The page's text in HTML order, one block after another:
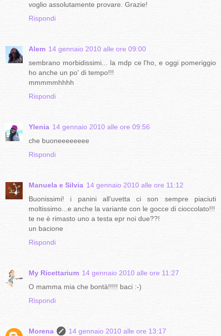
voglio assolutamente provare. Grazie!
Rispondi
Alem 14 gennaio 2010 alle ore 09:00
sembrano morbidissimi... la mdp ce l'ho, e oggi pomeriggio
ho anche un po' di tempo!!!
mmmmmhhhh
Rispondi
Ylenia 14 gennaio 2010 alle ore 09:56
che buoneeeeeeee
Rispondi
Manuela e Silvia 14 gennaio 2010 alle ore 11:12
Buonissimi! i panini all'uvetta ci son sempre piaciuti
moltissimo...e anche la variante con le gocce di cioccolato!!!
te ne è rimasto uno a testa epr noi due??!
un bacione
Rispondi
My Ricettarium 14 gennaio 2010 alle ore 11:27
O mamma mia che bontà!!!!! baci :-)
Rispondi
Morena
14 gennaio 2010 alle ore 13:17